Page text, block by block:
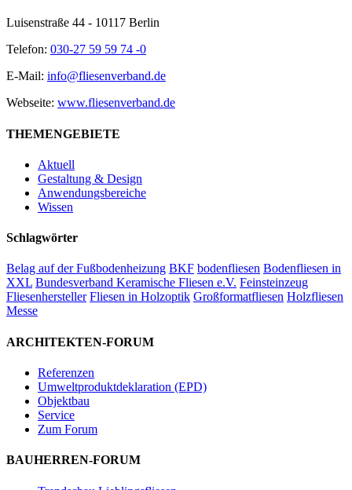
Luisenstraße 44 - 10117 Berlin
Telefon: 030-27 59 59 74 -0
E-Mail: info@fliesenverband.de
Webseite: www.fliesenverband.de
THEMENGEBIETE
Aktuell
Gestaltung & Design
Anwendungsbereiche
Wissen
Schlagwörter
Belag auf der Fußbodenheizung BKF bodenfliesen Bodenfliesen in
XXL Bundesverband Keramische Fliesen e.V. Feinsteinzeug
Fliesenhersteller Fliesen in Holzoptik Großformatfliesen Holzfliesen
Messe
ARCHITEKTEN-FORUM
Referenzen
Umweltproduktdeklaration (EPD)
Objektbau
Service
Zum Forum
BAUHERREN-FORUM